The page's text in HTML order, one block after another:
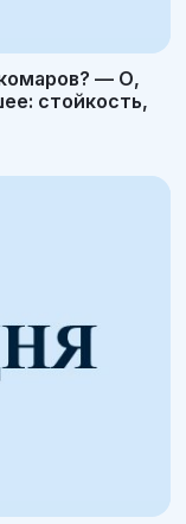
— О,
стойкость,